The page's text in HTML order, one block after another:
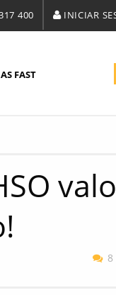
400 INICIAR
FAST